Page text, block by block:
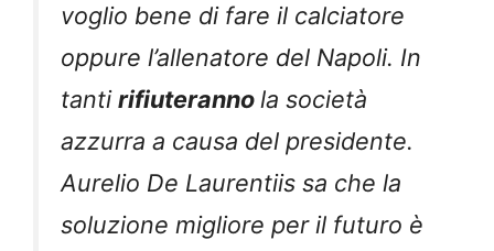
voglio bene di fare il calciatore
oppure l’allenatore del Napoli. In
tantirifiuterannola società
azzurra a causa del presidente.
Aurelio De Laurentiis sa che la
soluzione migliore per il futuro è